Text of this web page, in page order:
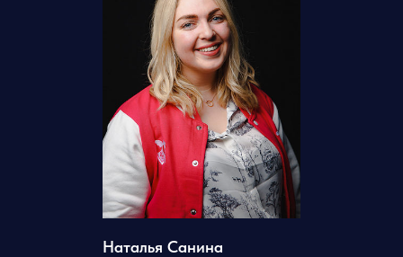
Наталья Санина